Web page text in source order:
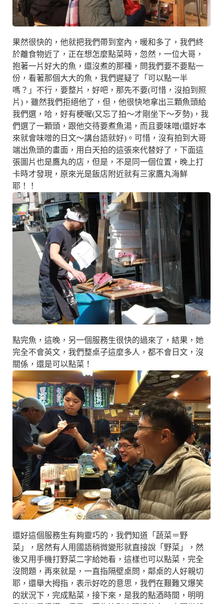
果然很快的，他就把我們帶到室內，暖和多了，我們終
於離食物近了，正在想怎麼點菜時，忽然，一位大哥，
抱著一片好大的魚，還沒煮的那種，問我們要不要點一
份，看著那個大大的魚，我們遲疑了「可以點一半
嗎？」不行，要整片，好吧，那先不要(可惜，沒拍到照
片)，雖然我們拒絕他了，但，他很快地拿出三顆魚頭給
我們選，哈，好有梗喔(又忘了拍～才剛坐下～歹勢)，我
們選了一顆頭，跟他交待要煮魚湯，而且要味噌(還好本
來就會味噌的日文～講台語就好)。可惜，沒有拍到大哥
端出魚頭的畫面，用白天拍的這張來代替好了，下面這
張圖片也是鷹丸的店，但是，不是同一個位置，晚上打
卡時才發現，原來光是飯店附近就有三家鷹丸海鮮
耶！！
點完魚，這晚，另一個服務生很快的過來了，結果，她
完全不會英文，我們整桌子這麼多人，都不會日文，沒
關係，還是可以點菜！
還好這個服務生有夠靈巧的，我們知道「蔬菜＝野
菜」，居然有人用國語稍微變形就直接說「野菜」，然
後又用手機打野菜二字給她看，這樣也可以點菜，完全
沒問題，再來就是，一直指隔壁桌問，鄰桌的人好親切
耶，還舉大拇指，表示好吃的意思，我們在艱難又爆笑
的狀況下，完成點菜，接下來，是我的點酒時間，明明